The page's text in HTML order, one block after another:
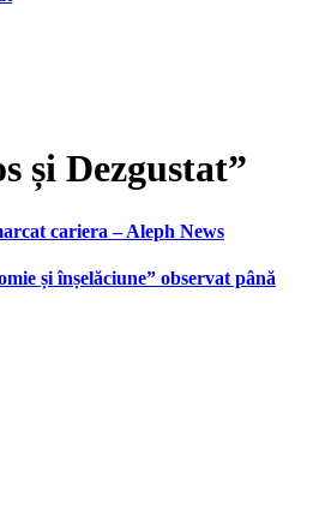
cariera – Aleph News
și înșelăciune” observat până
și Dezgustat”